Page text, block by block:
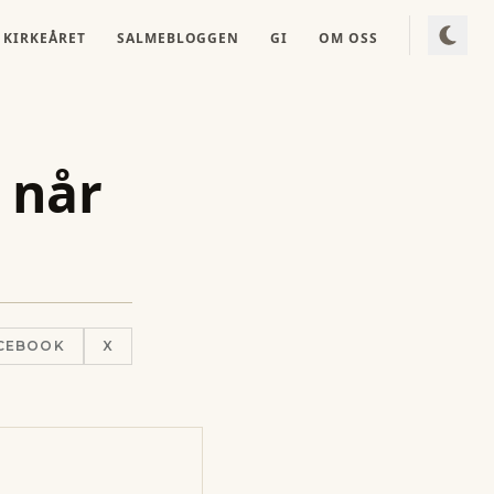
KIRKEÅRET SALMEBLOGGEN GI OM OSS
når
X